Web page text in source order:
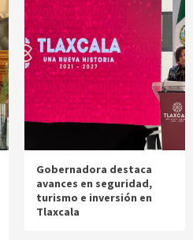
Gobernadora destaca
avances en seguridad,
turismo e inversión en
Tlaxcala